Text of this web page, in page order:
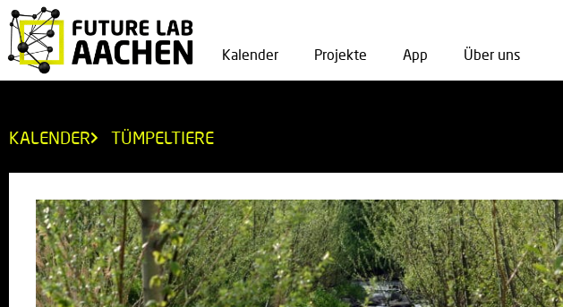
Kalender Projekte App Über uns
KALENDER TÜMPELTIERE